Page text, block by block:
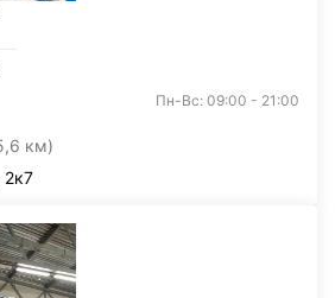
км)
Пн-Вс: 09:00 - 21:00